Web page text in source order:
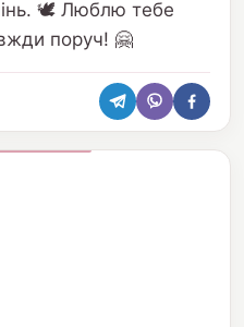
🕊️ Люблю тебе
поруч! 🤗